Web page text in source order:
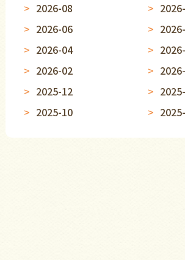
2026-08
2026-06
2026-04
2026-02
2025-12
2025-10